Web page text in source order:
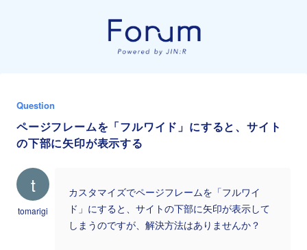
Question
ページフレームを「フルワイド」にすると、サイト
の下部に矢印が表示する
t
tomarigi
カスタマイズでページフレームを「フルワイ
ド」にすると、サイトの下部に矢印が表示して
しまうのですが、解決方法はありませんか？